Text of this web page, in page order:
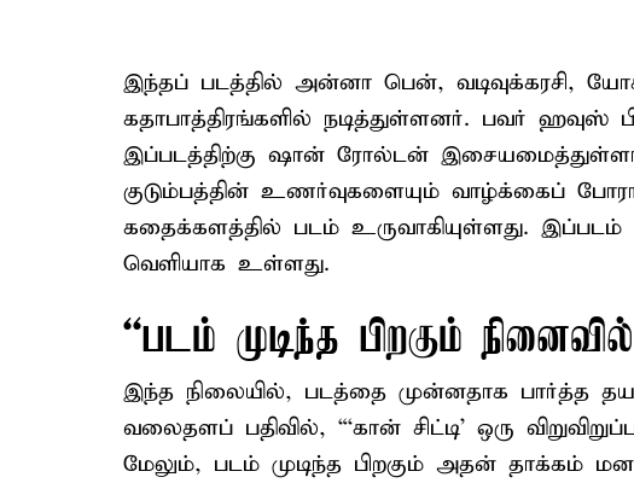
இந்தப் படத்தில் அன்னா பென், வடிவுக்கரசி,
கதாபாத்திரங்களில் நடித்துள்ளனர். பவர் ஹவுஸ்
இப்படத்திற்கு ஷான் ரோல்டன்
குடும்பத்தின் உணர்வுகளையும் வாழ்க்கைப்
கதைக்களத்தில் படம் உருவாகியுள்ளது. இப்படம்
வெளியாக உள்ளது.
“படம் முடிந்த பிறகும் நினைவில்
இந்த நிலையில், படத்தை முன்னதாக பார்த்த
வலைதளப் பதிவில், “‘கான் சிட்டி’ ஒரு
மேலும், படம் முடிந்த பிறகும் அதன் தாக்கம்